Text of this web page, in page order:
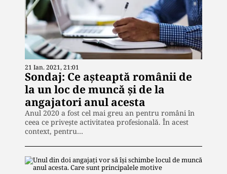
21 Ian. 2021, 21:01
Sondaj: Ce așteaptă românii de
la un loc de muncă și de la
angajatori anul acesta
Anul 2020 a fost cel mai greu an pentru români în
ceea ce privește activitatea profesională. În acest
context, pentru…